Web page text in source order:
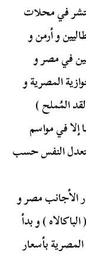
في محلات
و أرمن و
في مصر و
المصرية و
المُملح )
إلا في مواسم
النفس حسب
الأجانب مصر و
) و بدأ
بأسعار